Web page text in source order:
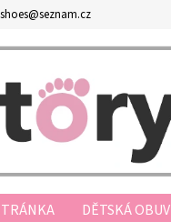
@seznam.cz
DĚTSKÁ OBUV